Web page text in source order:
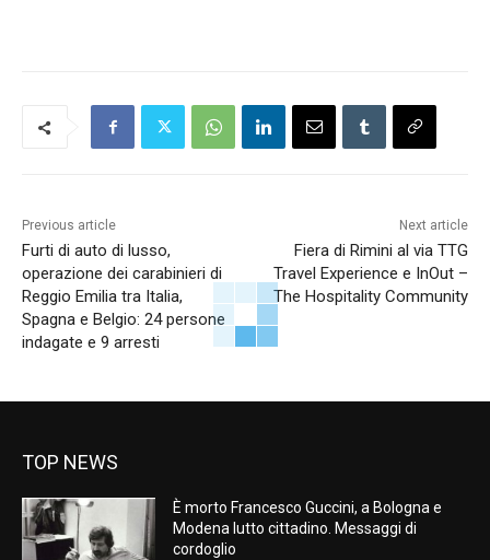
Previous article
Furti di auto di lusso,
operazione dei carabinieri di
Reggio Emilia tra Italia,
Spagna e Belgio: 24 persone
indagate e 9 arresti
Next article
Fiera di Rimini al via TTG
Travel Experience e InOut –
The Hospitality Community
TOP NEWS
È morto Francesco Guccini, a Bologna e
Modena lutto cittadino. Messaggi di
cordoglio